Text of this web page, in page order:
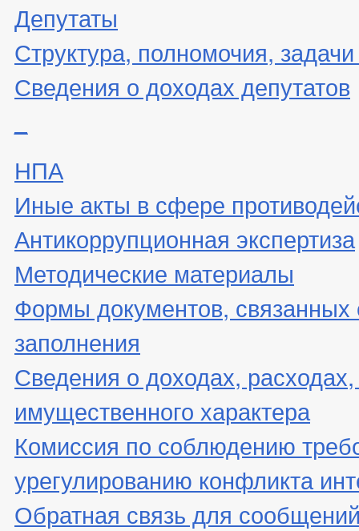
Депутаты
Структура, полномочия,
Сведения о доходах депутатов
НПА
Иные акты в сфере
Антикоррупционная экспертиза
Методические материалы
Формы документов, связанных
заполнения
Сведения о доходах,
имущественного характера
Комиссия по соблюдению
урегулированию конфликта
Обратная связь для